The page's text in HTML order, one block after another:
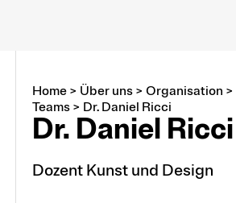
Über uns
Arbeiten an der PHTG
Home> Über uns> Organisation >
Teams> Dr. Daniel Ricci
Dr. Daniel Ricci
Dozent Kunst und Design